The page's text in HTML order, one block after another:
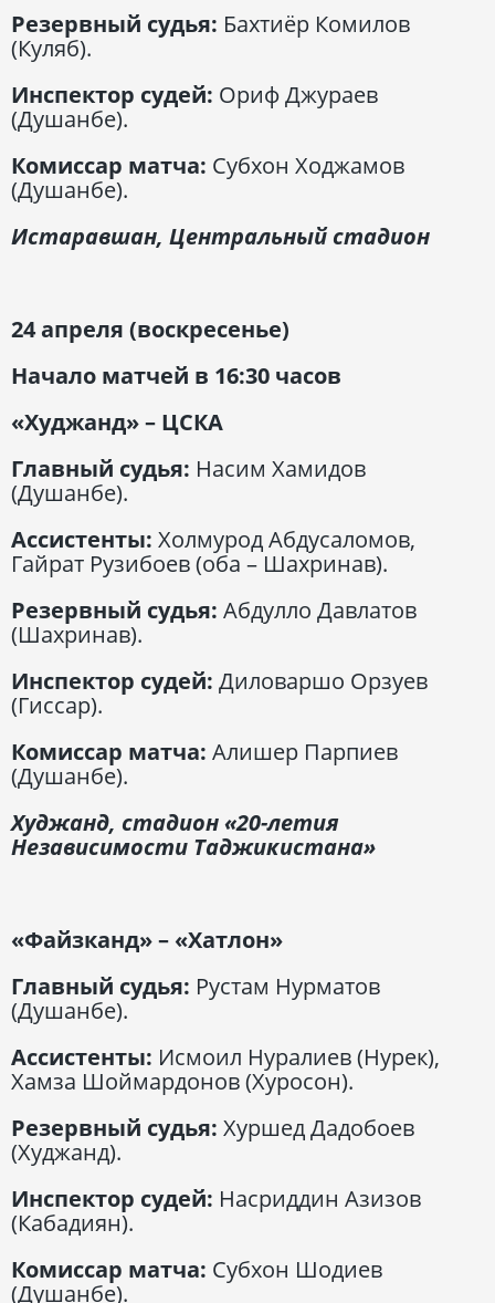
Резервный судья: Бахтиёр Комилов
(Куляб).
Инспектор судей: Ориф Джураев
(Душанбе).
Комиссар матча: Субхон Ходжамов
(Душанбе).
Истаравшан, Центральный стадион
24 апреля (воскресенье)
Начало матчей в 16:30 часов
«Худжанд» – ЦСКА
Главный судья: Насим Хамидов
(Душанбе).
Ассистенты: Холмурод Абдусаломов,
Гайрат Рузибоев (оба – Шахринав).
Резервный судья: Абдулло Давлатов
(Шахринав).
Инспектор судей: Диловаршо Орзуев
(Гиссар).
Комиссар матча: Алишер Парпиев
(Душанбе).
Худжанд, стадион «20-летия
Независимости Таджикистана»
«Файзканд» – «Хатлон»
Главный судья: Рустам Нурматов
(Душанбе).
Ассистенты: Исмоил Нуралиев (Нурек),
Хамза Шоймардонов (Хуросон).
Резервный судья: Хуршед Дадобоев
(Худжанд).
Инспектор судей: Насриддин Азизов
(Кабадиян).
Комиссар матча: Субхон Шодиев
(Душанбе).